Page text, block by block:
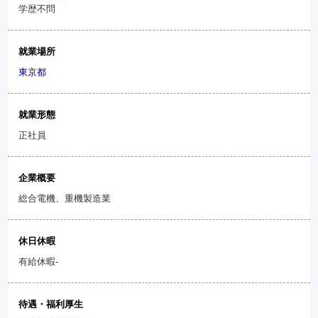
学歴不問
就業場所
東京都
就業形態
正社員
企業概要
総合電機、重機製造業
休日休暇
有給休暇-
待遇・福利厚生